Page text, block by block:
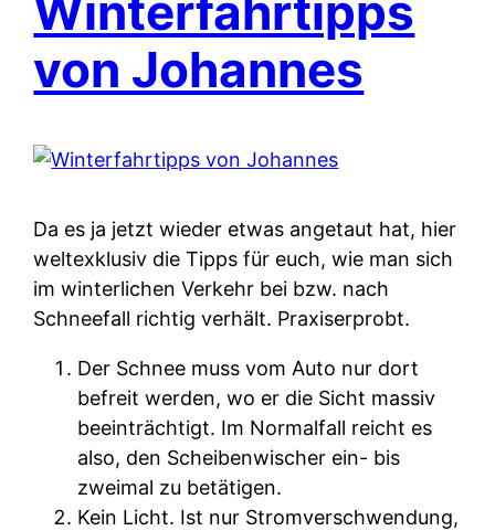
Winterfahrtipps
von Johannes
Da es ja jetzt wieder etwas angetaut hat, hier
weltexklusiv die Tipps für euch, wie man sich
im winterlichen Verkehr bei bzw. nach
Schneefall richtig verhält. Praxiserprobt.
Der Schnee muss vom Auto nur dort
befreit werden, wo er die Sicht massiv
beeinträchtigt. Im Normalfall reicht es
also, den Scheibenwischer ein- bis
zweimal zu betätigen.
Kein Licht. Ist nur Stromverschwendung,